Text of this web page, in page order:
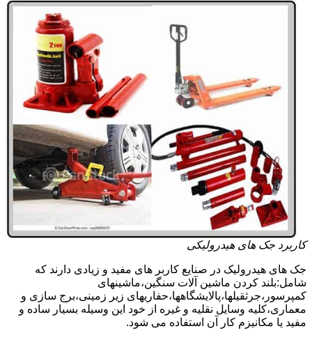
کاربرد جک های هیدرولیکی
جک های هیدرولیک در صنایع کاربر های مفید و زیادی دارند که
شامل:بلند کردن ماشین آلات سنگین،ماشینهای
کمپرسور،جرثقیلها،پالایشگاهها،حفاریهای زیر زمینی،برج سازی و
معماری،کلیه وسایل نقلیه و غیره از خود این وسیله بسیار ساده و
مفید یا مکانیزم کار آن استفاده می شود.